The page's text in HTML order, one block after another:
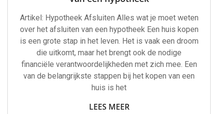
Artikel: Hypotheek Afsluiten Alles wat je moet weten
over het afsluiten van een hypotheek Een huis kopen
is een grote stap in het leven. Het is vaak een droom
die uitkomt, maar het brengt ook de nodige
financiële verantwoordelijkheden met zich mee. Een
van de belangrijkste stappen bij het kopen van een
huis is het
LEES MEER